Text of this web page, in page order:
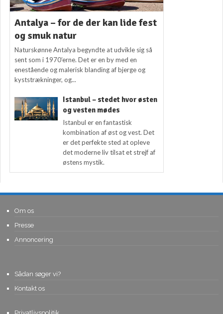
Antalya – for de der kan lide fest
og smuk natur
Naturskønne Antalya begyndte at udvikle sig så
sent som i 1970’erne. Det er en by med en
enestående og malerisk blanding af bjerge og
kyststrækninger, og...
Istanbul – stedet hvor østen
og vesten mødes
Istanbul er en fantastisk
kombination af øst og vest. Det
er det perfekte sted at opleve
det moderne liv tilsat et strejf af
østens mystik.
Om os
Presse
Annoncering
Sådan søger vi?
Kontakt os